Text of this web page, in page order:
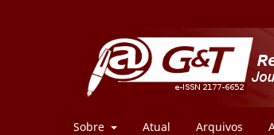
Sobre Atual Arquivos